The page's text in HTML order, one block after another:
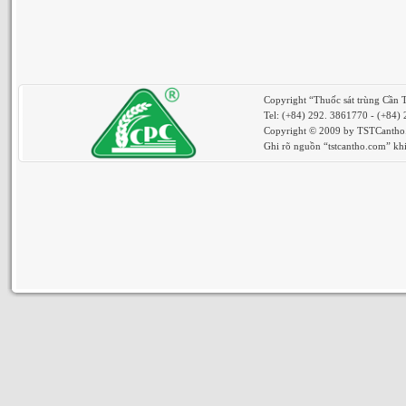
Copyright “Thuốc sát trùng Cần
Tel: (+84) 292. 3861770 - (+84)
Copyright © 2009 by
Ghi rõ nguồn “tstcantho.com”